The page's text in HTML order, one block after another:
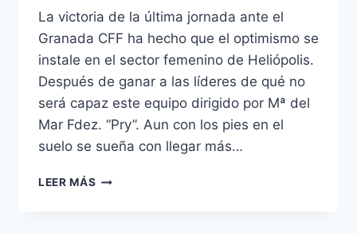
La victoria de la última jornada ante el
Granada CFF ha hecho que el optimismo se
instale en el sector femenino de Heliópolis.
Después de ganar a las líderes de qué no
será capaz este equipo dirigido por Mª del
Mar Fdez. “Pry”. Aun con los pies en el
suelo se sueña con llegar más…
LEER MÁS EL